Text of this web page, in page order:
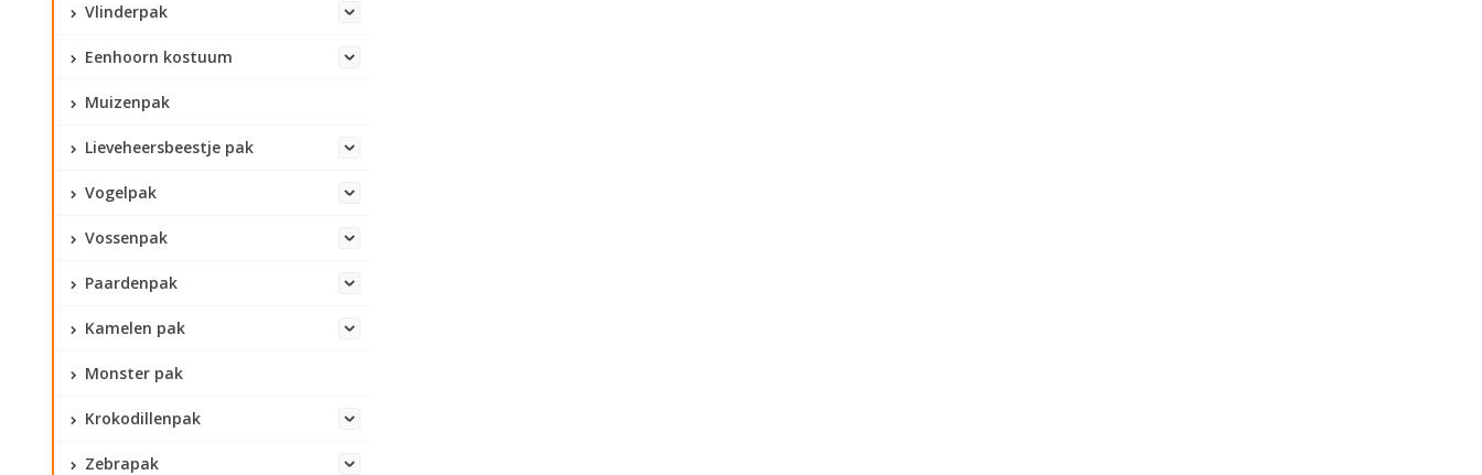
Vlinderpak
Eenhoorn kostuum
Muizenpak
Lieveheersbeestje pak
Vogelpak
Vossenpak
Paardenpak
Kamelen pak
Monster pak
Krokodillenpak
Zebrapak